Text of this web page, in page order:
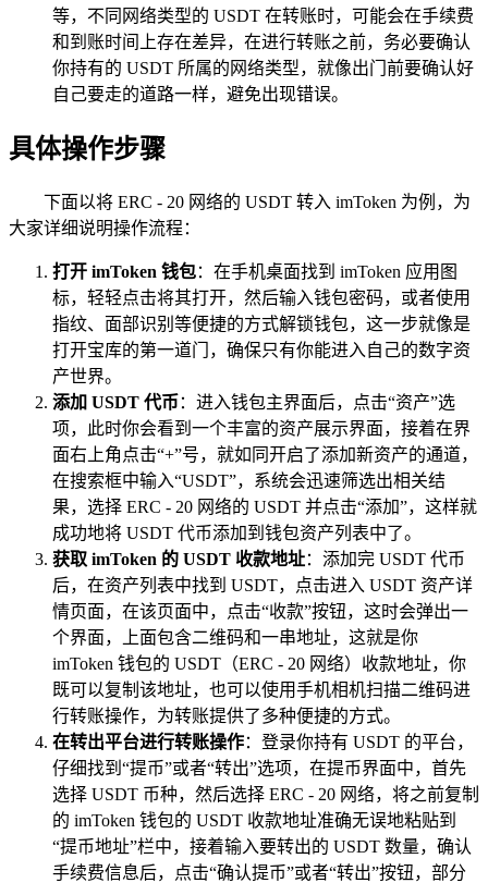
等，不同网络类型的 USDT 在转账时，可能会在手续费
和到账时间上存在差异，在进行转账之前，务必要确认
你持有的 USDT 所属的网络类型，就像出门前要确认好
自己要走的道路一样，避免出现错误。
具体操作步骤
下面以将 ERC - 20 网络的 USDT 转入 imToken 为例，为
大家详细说明操作流程：
打开 imToken 钱包：在手机桌面找到 imToken 应用图
标，轻轻点击将其打开，然后输入钱包密码，或者使用
指纹、面部识别等便捷的方式解锁钱包，这一步就像是
打开宝库的第一道门，确保只有你能进入自己的数字资
产世界。
添加 USDT 代币 ：进入钱包主界面后，点击“资产”选
项，此时你会看到一个丰富的资产展示界面，接着在界
面右上角点击“+”号，就如同开启了添加新资产的通道，
在搜索框中输入“USDT”，系统会迅速筛选出相关结
果，选择 ERC - 20 网络的 USDT 并点击“添加”，这样就
成功地将 USDT 代币添加到钱包资产列表中了。
获取 imToken 的 USDT 收款地址：添加完 USDT 代币
后，在资产列表中找到 USDT，点击进入 USDT 资产详
情页面，在该页面中，点击“收款”按钮，这时会弹出一
个界面，上面包含二维码和一串地址，这就是你
imToken 钱包的 USDT（ERC - 20 网络）收款地址，你
既可以复制该地址，也可以使用手机相机扫描二维码进
行转账操作，为转账提供了多种便捷的方式。
在转出平台进行转账操作：登录你持有 USDT 的平台，
仔细找到“提币”或者“转出”选项，在提币界面中，首先
选择 USDT 币种，然后选择 ERC - 20 网络，将之前复制
的 imToken 钱包的 USDT 收款地址准确无误地粘贴到
“提币地址”栏中，接着输入要转出的 USDT 数量，确认
手续费信息后，点击“确认提币”或者“转出”按钮，部分